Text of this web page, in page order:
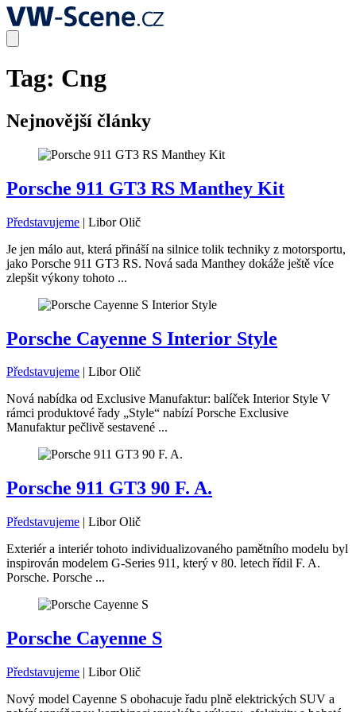
Tag: Cng
Nejnovější články
Porsche 911 GT3 RS Manthey Kit
Představujeme | Libor Olič
Je jen málo aut, která přináší na silnice tolik techniky z motorsportu,
jako Porsche 911 GT3 RS. Nová sada Manthey dokáže ještě více
zlepšit výkony tohoto ...
Porsche Cayenne S Interior Style
Představujeme | Libor Olič
Nová nabídka od Exclusive Manufaktur: balíček Interior Style V
rámci produktové řady „Style“ nabízí Porsche Exclusive
Manufaktur pečlivě sestavené ...
Porsche 911 GT3 90 F. A.
Představujeme | Libor Olič
Exteriér a interiér tohoto individualizovaného pamětního modelu byl
inspirován modelem G-Series 911, který v 80. letech řídil F. A.
Porsche. Porsche ...
Porsche Cayenne S
Představujeme | Libor Olič
Nový model Cayenne S obohacuje řadu plně elektrických SUV a